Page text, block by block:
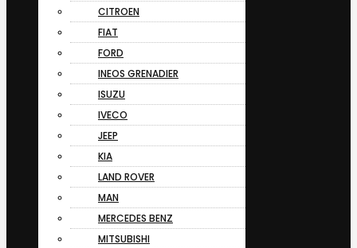
CITROEN
FIAT
FORD
INEOS GRENADIER
ISUZU
IVECO
JEEP
KIA
LAND ROVER
MAN
MERCEDES BENZ
MITSUBISHI